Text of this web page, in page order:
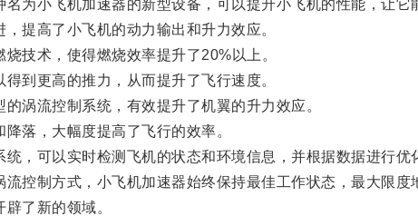
小飞机加速器的新型设备，可以提升小飞机的性能，让它
高了小飞机的动力输出和升力效应。
术，使得燃烧效率提升了20%以上。
更高的推力，从而提升了飞行速度。
流控制系统，有效提升了机翼的升力效应。
落，大幅度提高了飞行的效率。
可以实时检测飞机的状态和环境信息，并根据数据进行优
制方式，小飞机加速器始终保持最佳工作状态，最大限度
了新的领域。